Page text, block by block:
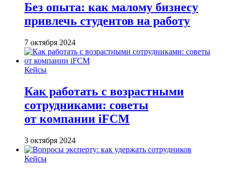
Без опыта: как малому бизнесу
привлечь студентов на работу
7 октября 2024
Кейсы
Как работать с возрастными
сотрудниками: советы
от компании iFCM
3 октября 2024
Кейсы